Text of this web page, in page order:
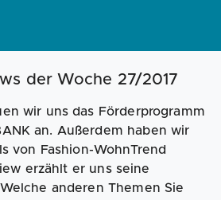
Magazin Businessplan Fördermittel
der Woche 27/2017
wir uns das Förderprogramm
an. Außerdem haben wir
von Fashion-WohnTrend
erzählt er uns seine
anderen Themen Sie